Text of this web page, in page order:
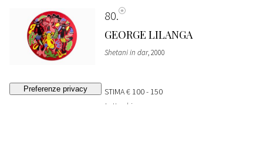
80
GEORGE LILANGA
Shetani in dar, 2000
STIMA€ 100 - 150
Lotto chiuso